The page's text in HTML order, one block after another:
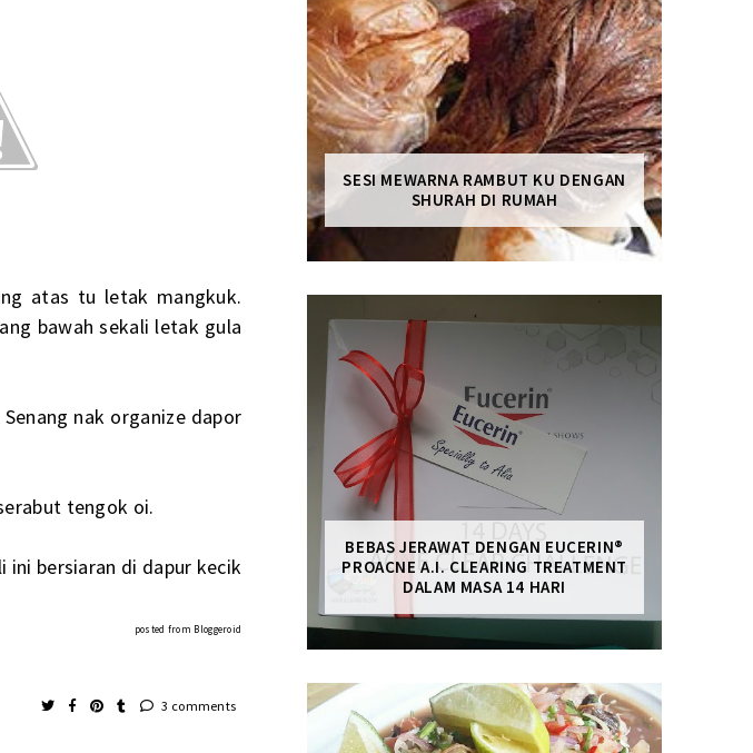
atas tu letak mangkuk.
bawah sekali letak gula
nak organize dapor
tengok oi.
ini bersiaran di dapur kecik
posted from Bloggeroid
3 comments
SESI MEWARNA RAMBUT KU DENGAN
SHURAH DI RUMAH
BEBAS JERAWAT DENGAN EUCERIN®
PROACNE A.I. CLEARING TREATMENT
DALAM MASA 14 HARI